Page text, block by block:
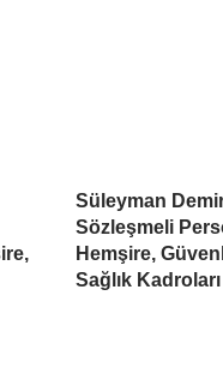
Süleyman
Sözleşmeli
Hemşire,
Sağlık Kadroları